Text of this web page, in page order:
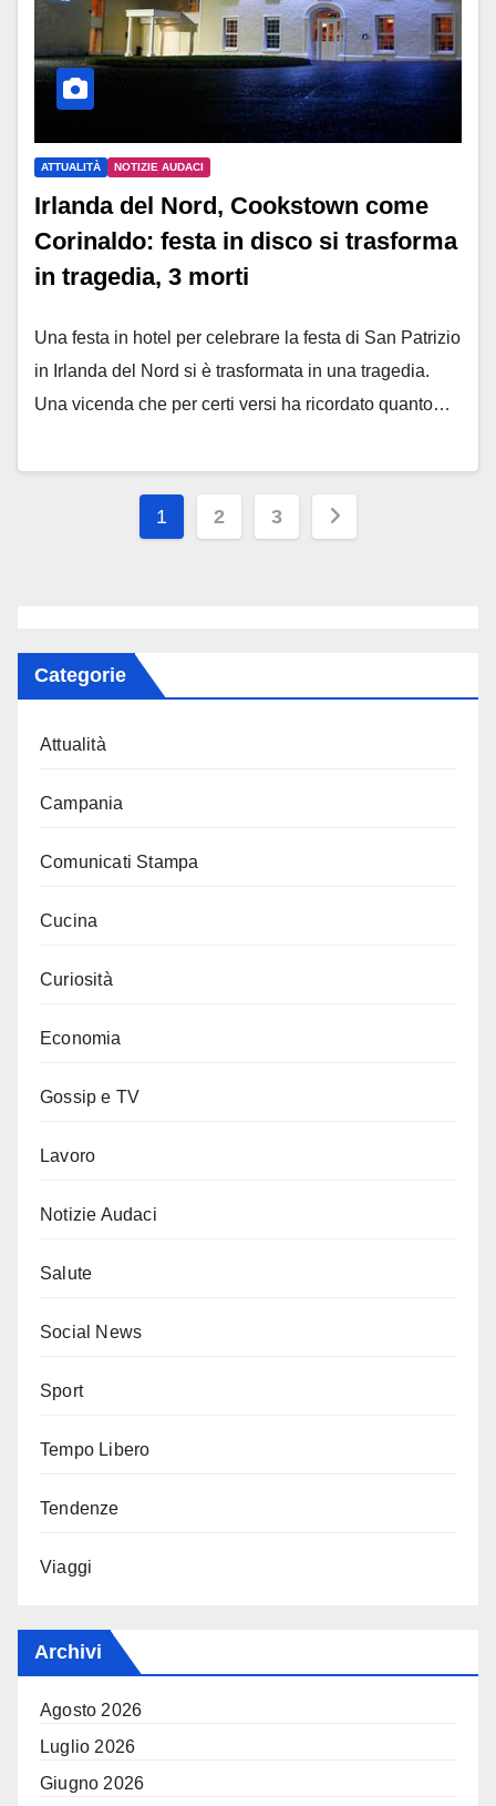
ATTUALITÀ NOTIZIE AUDACI
Irlanda del Nord, Cookstown come
Corinaldo: festa in disco si trasforma
in tragedia, 3 morti
Una festa in hotel per celebrare la festa di San Patrizio
in Irlanda del Nord si è trasformata in una tragedia.
Una vicenda che per certi versi ha ricordato quanto…
Paginazione
1 2 3
Categorie
Attualità
Campania
Comunicati Stampa
Cucina
Curiosità
Economia
Gossip e TV
Lavoro
Notizie Audaci
Salute
Social News
Sport
Tempo Libero
Tendenze
Viaggi
Archivi
Agosto 2026
Luglio 2026
Giugno 2026